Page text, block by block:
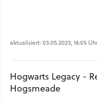
aktualisiert: 03.05.2023, 16:05
Hogwarts Legacy -
Hogsmeade